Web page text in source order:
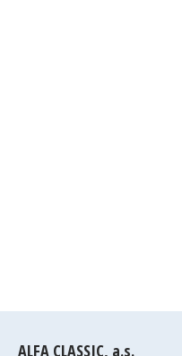
ALFA CLASSIC, a.s.